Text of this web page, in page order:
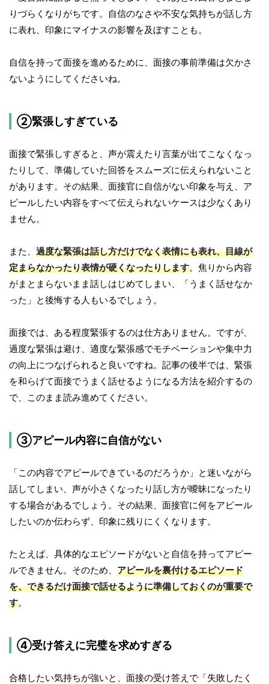
りづらくなりがちです。自信のなさや不安な気持ちが話し方
に表れ、印象にマイナスの影響を及ぼすことも。
自信を持って面接を進めるために、面接の事前準備は欠かさ
ないようにしてくださいね。
②緊張しすぎている
面接で緊張しすぎると、声が震えたり言葉が出てこなくなっ
たりして、準備していた回答をスムーズに伝えられないこと
があります。その結果、面接官に自信がない印象を与え、ア
ピールしたい内容をすべて伝えられないケースは少なくあり
ません。
また、 過度な緊張は話し方だけでなく表情にも表れ、目線が
定まらなかったり表情が硬くなったりします。焦りから内容
がまとまらないまま話しはじめてしまい、「うまく話せなか
った」と後悔する人もいるでしょう。
面接では、ある程度緊張するのは仕方ありません。ですが、
過度な緊張は避け、適度な緊張感でモチベーションや集中力
の向上につなげられると良いですね。記事の後半では、緊張
を和らげて面接でうまく話せるようになる方法を紹介するの
で、このまま読み進めてください。
③アピール内容に自信がない
「この内容でアピールできているのだろうか」と迷いながら
話してしまい、声が小さくなったり話し方が曖昧になったり
する場合があるでしょう。その結果、面接官に何をアピール
したいのか伝わらず、印象に残りにくくなります。
たとえば、具体的なエピソードがないと自信を持ってアピー
ルできません。そのため、 アピールを裏付けるエピソード
を、できるだけ面接で話せるように準備しておくのが重要で
す。
④受け答えに完璧を求めすぎる
合格したい気持ちが強いと、面接の受け答えで「失敗したく